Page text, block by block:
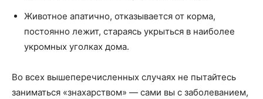
Животное апатично, отказывается от корма,
постоянно лежит, стараясь укрыться в наиболее
укромных уголках дома.
Во всех вышеперечисленных случаях не пытайтесь
заниматься «знахарством» — сами вы с заболеванием,